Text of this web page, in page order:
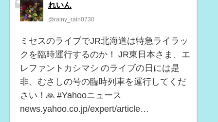
れいん
@rainy_rain0730
ミセスのライブでJR北海道は特急ライラッ
クを臨時運行するのか！ JR東日本さま、エ
レファントカシマシ のライブの日には是
非、むさしの号の臨時列車を運行してくだ
さい！🙏 #Yahooニュース
news.yahoo.co.jp/expert/article…